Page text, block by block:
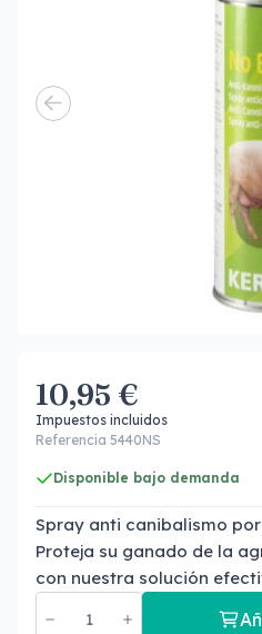
10,95 €
Impuestos incluidos
Referencia 5440NS
Disponible bajo demanda
Spray anti canibalismo
Proteja su ganado de la
con nuestra solución